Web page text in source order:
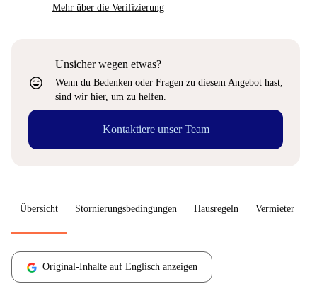
Mehr über die Verifizierung
sentiment_very_satisfied
Unsicher wegen etwas?
Wenn du Bedenken oder Fragen zu diesem Angebot hast,
sind wir hier, um zu helfen.
Kontaktiere unser Team
Übersicht Stornierungsbedingungen Hausregeln Vermieter
Original-Inhalte auf Englisch anzeigen